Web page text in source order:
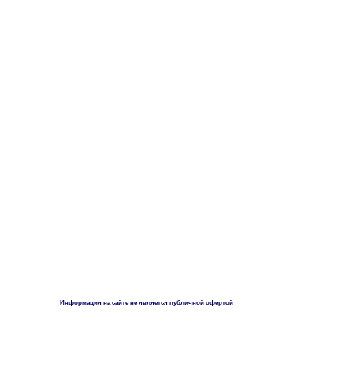
Информация на сайте не является публичной офертой